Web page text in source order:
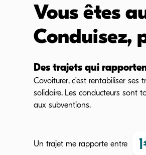
Vous êtes
Conduisez,
Des trajets qui
Covoiturer, c’est rentabiliser
solidaire. Les conducteurs sont
aux subventions.
Un trajet me rapporteentre 1